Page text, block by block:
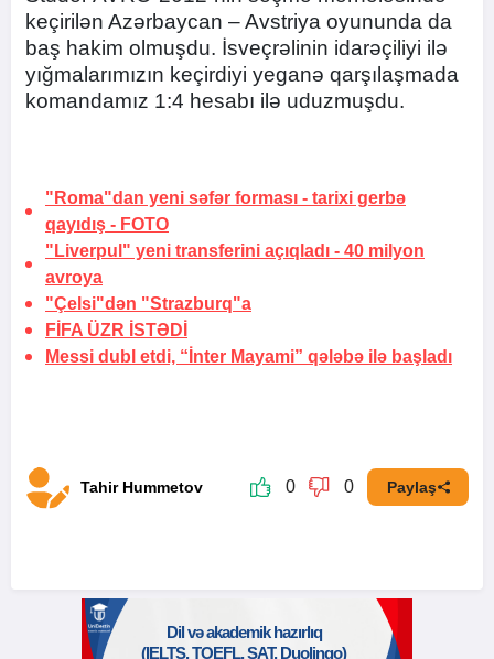
keçirilən Azərbaycan – Avstriya oyununda da
baş hakim olmuşdu. İsveçrəlinin idarəçiliyi ilə
yığmalarımızın keçirdiyi yeganə qarşılaşmada
komandamız 1:4 hesabı ilə uduzmuşdu.
"Roma"dan yeni səfər forması - tarixi gerbə
qayıdış - FOTO
"Liverpul" yeni transferini açıqladı - 40 milyon
avroya
"Çelsi"dən "Strazburq"a
FİFA ÜZR İSTƏDİ
Messi dubl etdi, “İnter Mayami” qələbə ilə başladı
Tahir Hummetov 0 0 Paylaş